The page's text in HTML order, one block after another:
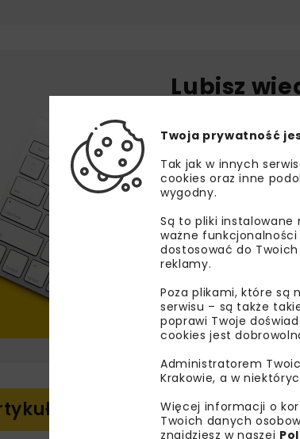
Lubisz
najlepsze
wydarzenia,
specjalne.
Zapoznałam/em
wyrażam zgodę na
mail korespondencji
Twoja prywatność
Tak jak w innych
cookies oraz inne
wygodny.
Są to pliki
ważne
dostosować do
reklamy.
Poza plikami, które są
serwisu – są także
poprawi Twoje
cookies jest
Administratorem
Krakowie, a w
Więcej informacji o
Twoich danych
znajdziesz w naszej